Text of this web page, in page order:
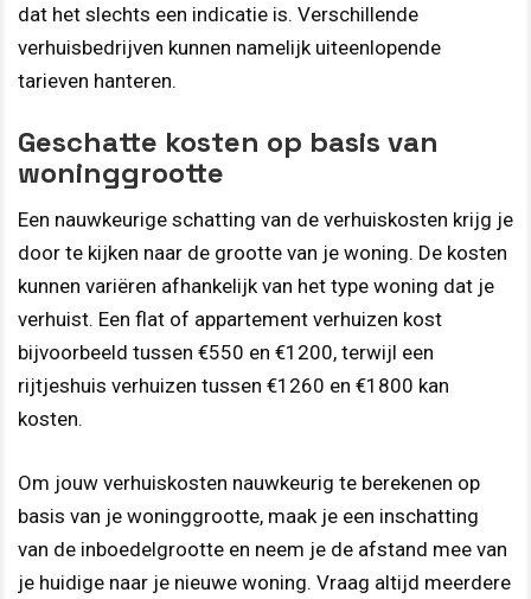
dat het slechts een indicatie is. Verschillende
verhuisbedrijven kunnen namelijk uiteenlopende
tarieven hanteren.
Geschatte kosten op basis van
woninggrootte
Een nauwkeurige schatting van de verhuiskosten krijg je
door te kijken naar de grootte van je woning. De kosten
kunnen variëren afhankelijk van het type woning dat je
verhuist. Een flat of appartement verhuizen kost
bijvoorbeeld tussen €550 en €1200, terwijl een
rijtjeshuis verhuizen tussen €1260 en €1800 kan
kosten.
Om jouw verhuiskosten nauwkeurig te berekenen op
basis van je woninggrootte, maak je een inschatting
van de inboedelgrootte en neem je de afstand mee van
je huidige naar je nieuwe woning. Vraag altijd meerdere